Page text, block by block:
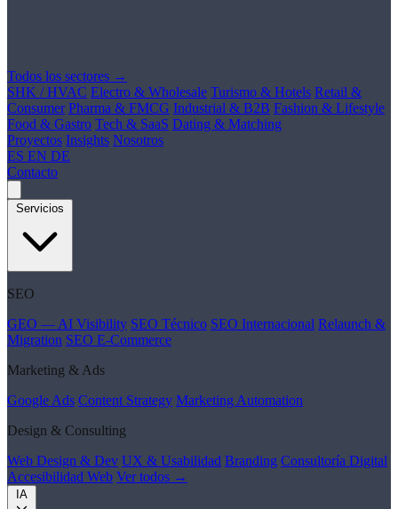
Todos los sectores →
SHK / HVAC Electro & Wholesale Turismo & Hotels Retail &
Consumer Pharma & FMCG Industrial & B2B Fashion & Lifestyle
Food & Gastro Tech & SaaS Dating & Matching
Proyectos Insights Nosotros
ES EN DE
Contacto
Servicios
SEO
GEO — AI Visibility SEO Técnico SEO Internacional Relaunch &
Migration SEO E-Commerce
Marketing & Ads
Google Ads Content Strategy Marketing Automation
Design & Consulting
Web Design & Dev UX & Usabilidad Branding Consultoría Digital
Accesibilidad Web Ver todos →
IA